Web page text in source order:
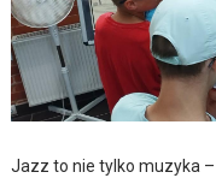
Jazz to nie tylko muzyka